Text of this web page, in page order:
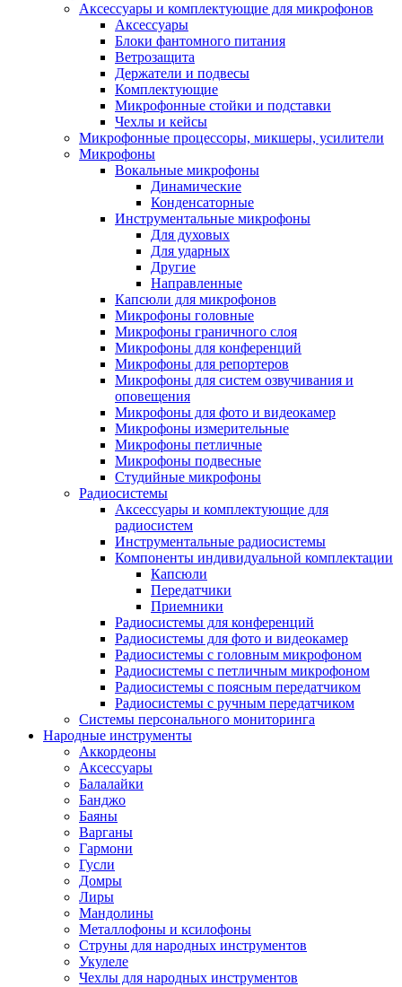
Аксессуары и комплектующие для микрофонов
Аксессуары
Блоки фантомного питания
Ветрозащита
Держатели и подвесы
Комплектующие
Микрофонные стойки и подставки
Чехлы и кейсы
Микрофонные процессоры, микшеры, усилители
Микрофоны
Вокальные микрофоны
Динамические
Конденсаторные
Инструментальные микрофоны
Для духовых
Для ударных
Другие
Направленные
Капсюли для микрофонов
Микрофоны головные
Микрофоны граничного слоя
Микрофоны для конференций
Микрофоны для репортеров
Микрофоны для систем озвучивания и
оповещения
Микрофоны для фото и видеокамер
Микрофоны измерительные
Микрофоны петличные
Микрофоны подвесные
Студийные микрофоны
Радиосистемы
Аксессуары и комплектующие для
радиосистем
Инструментальные радиосистемы
Компоненты индивидуальной комплектации
Капсюли
Передатчики
Приемники
Радиосистемы для конференций
Радиосистемы для фото и видеокамер
Радиосистемы с головным микрофоном
Радиосистемы с петличным микрофоном
Радиосистемы с поясным передатчиком
Радиосистемы с ручным передатчиком
Системы персонального мониторинга
Народные инструменты
Аккордеоны
Аксессуары
Балалайки
Банджо
Баяны
Варганы
Гармони
Гусли
Домры
Лиры
Мандолины
Металлофоны и ксилофоны
Струны для народных инструментов
Укулеле
Чехлы для народных инструментов